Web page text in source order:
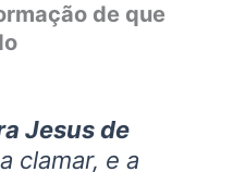
de que
Jesus de
clamar, e a